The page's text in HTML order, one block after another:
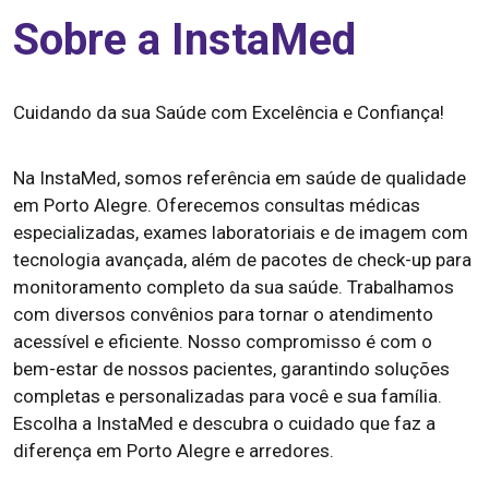
Sobre a InstaMed
Cuidando da sua Saúde com Excelência e Confiança!
Na InstaMed, somos referência em saúde de qualidade
em Porto Alegre. Oferecemos consultas médicas
especializadas, exames laboratoriais e de imagem com
tecnologia avançada, além de pacotes de check-up para
monitoramento completo da sua saúde. Trabalhamos
com diversos convênios para tornar o atendimento
acessível e eficiente. Nosso compromisso é com o
bem-estar de nossos pacientes, garantindo soluções
completas e personalizadas para você e sua família.
Escolha a InstaMed e descubra o cuidado que faz a
diferença em Porto Alegre e arredores.